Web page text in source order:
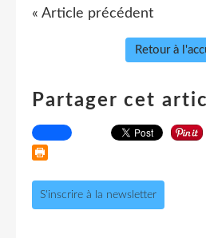
« Article précédent
Retour à
Partager cet
S'inscrire à la newsletter